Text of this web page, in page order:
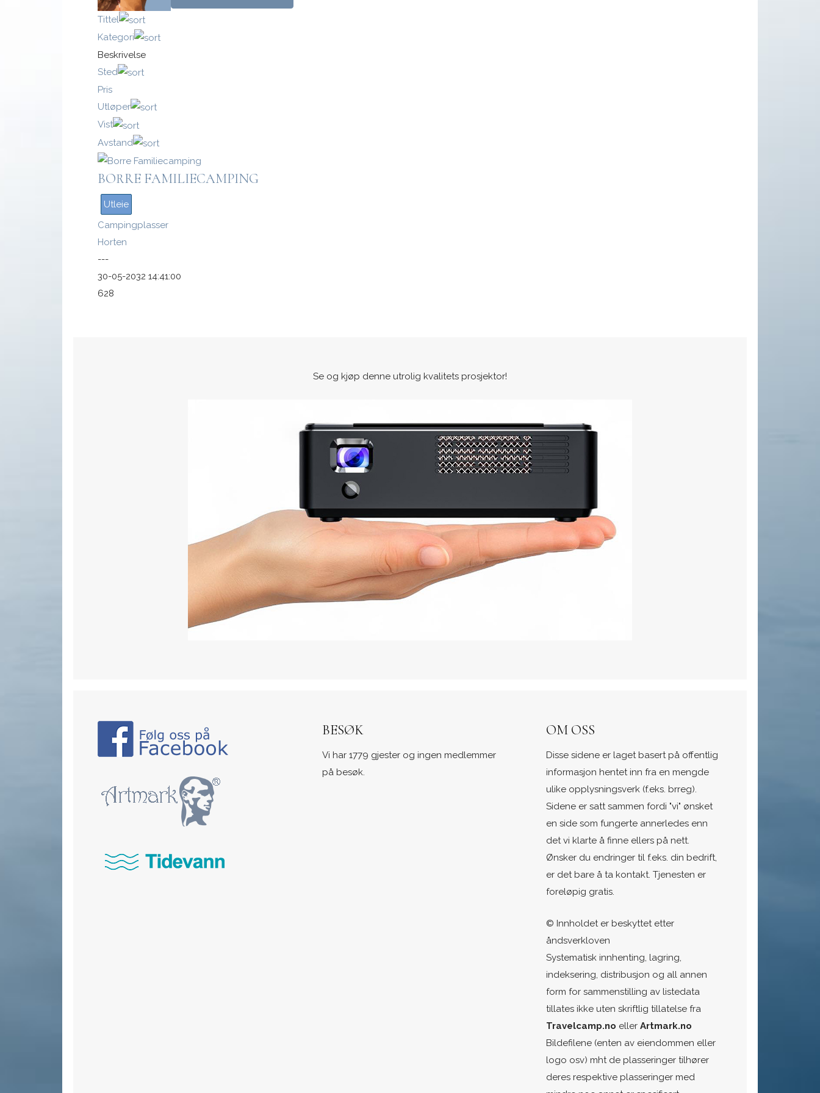
Tittel
Kategori
Beskrivelse
Sted
Pris
Utløper
Vist
Avstand
BORRE FAMILIECAMPING
Utleie
Campingplasser
Horten
---
30-05-2032 14:41:00
628
Se og kjøp denne utrolig kvalitets prosjektor!
BESØK
Vi har 1779 gjester og ingen medlemmer
på besøk.
OM OSS
Disse sidene er laget basert på offentlig
informasjon hentet inn fra en mengde
ulike opplysningsverk (f.eks. brreg).
Sidene er satt sammen fordi "vi" ønsket
en side som fungerte annerledes enn
det vi klarte å finne ellers på nett.
Ønsker du endringer til f.eks. din bedrift,
er det bare å ta kontakt. Tjenesten er
foreløpig gratis.
© Innholdet er beskyttet etter
åndsverkloven
Systematisk innhenting, lagring,
indeksering, distribusjon og all annen
form for sammenstilling av listedata
tillates ikke uten skriftlig tillatelse fra
Travelcamp.no ellerArtmark.no
Bildefilene (enten av eiendommen eller
logo osv) mht de plasseringer tilhører
deres respektive plasseringer med
Logg inn med passnøkkel
Logg inn